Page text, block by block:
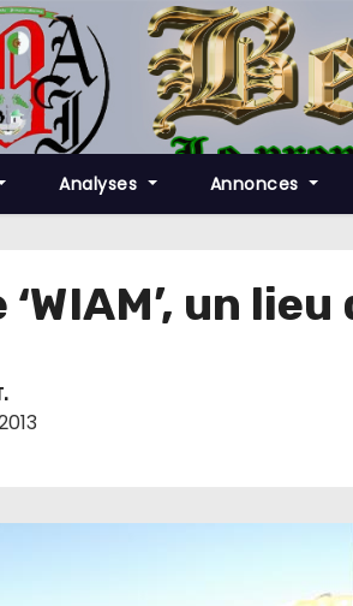
Analyses Annonces
‘WIAM’, un